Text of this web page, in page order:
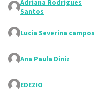
Adriana Rodrigues
Santos
Lucia Severina campos
Ana Paula Diniz
EDEZIO